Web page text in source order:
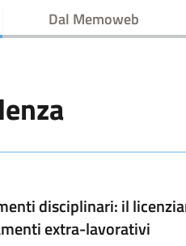
Dal Memoweb
disciplinari: il
extra-lavorativi